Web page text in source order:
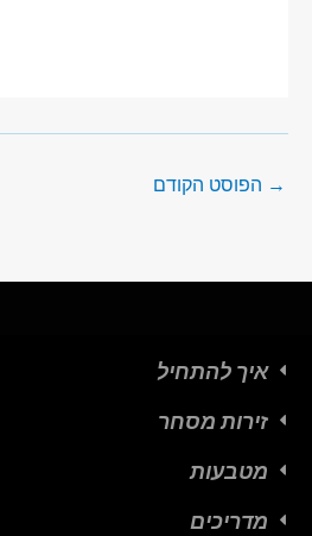
→ הפוסט הקודם
איך להתחיל
זירות מסחר
מטבעות
מדריכים